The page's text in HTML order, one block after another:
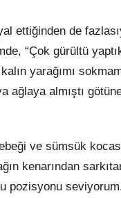
ettiğinden de
“Çok gürültü
yarağımı
almıştı
ve sümsük
kenarından
pozisyonu